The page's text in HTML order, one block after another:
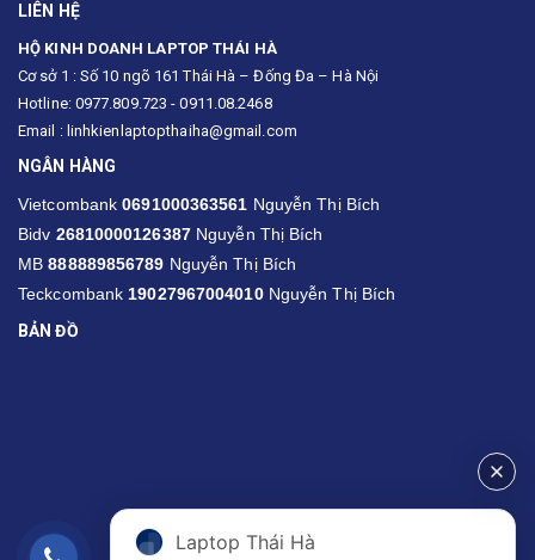
LIÊN HỆ
HỘ KINH DOANH LAPTOP THÁI HÀ
Cơ sở 1 : Số 10 ngõ 161 Thái Hà – Đống Đa – Hà Nội
Hotline: 0977.809.723 - 0911.08.2468
Email : linhkienlaptopthaiha@gmail.com
NGÂN HÀNG
Vietcombank0691000363561 Nguyễn Thị Bích
Bidv 26810000126387Nguyễn Thị Bích
MB888889856789 Nguyễn Thị Bích
Teckcombank 19027967004010Nguyễn Thị Bích
BẢN ĐỒ
Laptop Thái Hà